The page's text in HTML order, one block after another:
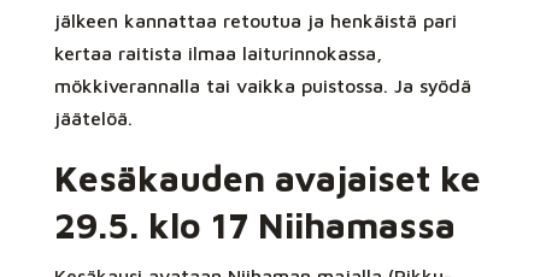
jälkeen kannattaa retoutua ja henkäistä pari
kertaa raitista ilmaa laiturinnokassa,
mökkiverannalla tai vaikka puistossa. Ja syödä
jäätelöä.
Kesäkauden avajaiset ke
29.5. klo 17 Niihamassa